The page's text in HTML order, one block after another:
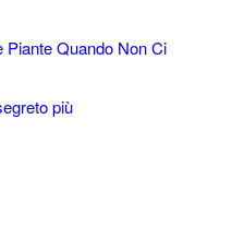
Quando Non Ci
più